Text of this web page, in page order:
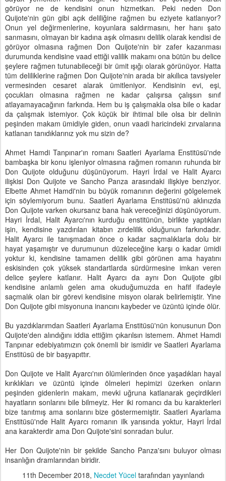
görüyor ne de kendisini onun hizmetkarı. Peki neden Don
Quijote'nin gün gibi açık deliliğine rağmen bu eziyete katlanıyor?
Onun yel değirmenlerine, koyunlara saldırmasını, her hanı şato
sanmasını, olmayan bir kadına aşık olmasını delilik olarak kendisi de
görüyor olmasına rağmen Don Quijote'nin bir zafer kazanması
durumunda kendisine vaad ettiği valilik makamı ona bütün bu delice
şeylere rağmen tutunabileceği bir ümit ışığı olarak görünüyor. Hatta
tüm deliliklerine rağmen Don Quijote'nin arada bir akıllıca tavsiyeler
vermesinden cesaret alarak ümitleniyor. Kendisinin evi, eşi,
çocukları olmasına rağmen ne kadar çalışırsa çalışsın sınıf
atlayamayacağının farkında. Hem bu iş çalışmakla olsa bile o kadar
da çalışmak istemiyor. Çok küçük bir ihtimal bile olsa bir delinin
peşinden makam ümidiyle giden, onun vaadi haricindeki zırvalarına
katlanan tanıdıklarınız yok mu sizin de?
Ahmet Hamdi Tanpınar'ın romanı Saatleri Ayarlama Enstitüsü'nde
bambaşka bir konu işleniyor olmasına rağmen romanın ruhunda bir
Don Quijote olduğunu düşünüyorum. Hayri İrdal ve Halit Ayarcı
ilişkisi Don Quijote ve Sancho Panza arasındaki ilişkiye benziyor.
Elbette Ahmet Hamdi'nin bu büyük romanının değerini gölgelemek
için söylemiyorum bunu. Saatleri Ayarlama Enstitüsü'nü aklınızda
Don Quijote varken okursanız bana hak vereceğinizi düşünüyorum.
Hayri İrdal, Halit Ayarcı'nın kurduğu enstitünün, birlikte yaptıkları
işin, kendisine yazdırılan kitabın zırdelilik olduğunun farkındadır.
Halit Ayarcı ile tanışmadan önce o kadar saçmalıklarla dolu bir
hayat yaşamıştır ve durumunun düzeleceğine karşı o kadar ümidi
yoktur ki, kendisine tamamen delilik gibi görünen ama hayatını
eskisinden çok yüksek standartlarda sürdürmesine imkan veren
delice şeylere katlanır. Halit Ayarcı da aynı Don Quijote gibi
kendisine anlamlı gelen ama okuduğumuzda en hafif ifadeyle
saçmalık olan bir görevi kendisine misyon olarak belirlemiştir. Yine
Don Quijote gibi misyonuna inancını kaybeder ve üzüntü içinde ölür.
Bu yazdıklarımdan Saatleri Ayarlama Enstitüsü'nün konusunun Don
Quijote'den alındığını iddia ettiğim çıkarılsın istemem. Ahmet Hamdi
Tanpınar edebiyatımızın çok önemli bir ismidir ve Saatleri Ayarlama
Enstitüsü de bir başyapıttır.
Don Quijote ve Halit Ayarcı'nın ölümlerinden önce yaşadıkları hayal
kırıklıkları ve üzüntü içinde ölmeleri hepimizi üzerken onların
peşinden gidenlerin makam, mevki uğruna katlanarak geçirdikleri
hayatların sonlarını bile bilmeyiz. Her iki romancı da bu karakterleri
bize tanıtmış ama sonlarını bize göstermemiştir. Saatleri Ayarlama
Enstitüsü'nde Halit Ayarcı romanın ilk yarısında yoktur, Hayri İrdal
ana karakterdir ama Don Quijote'sini sonradan bulur.
Her Don Quijote'nin bir şekilde Sancho Panza'sını buluyor olması
insanlığın dramlarından biridir.
11th December 2018, Necdet Yüceltarafından yayınlandı